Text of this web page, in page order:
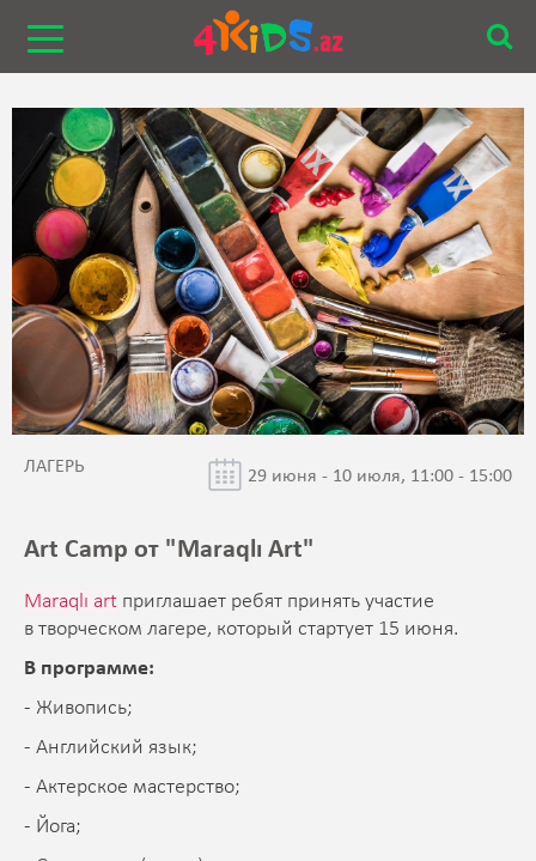
ЛАГЕРЬ 29 июня - 10 июля, 11:00 - 15:00
Art Camp от "Maraqlı Art"
Maraqlı art приглашает ребят принять участие
в творческом лагере, который стартует 15 июня.
В программе:
- Живопись;
- Английский язык;
- Актерское мастерство;
- Йога;